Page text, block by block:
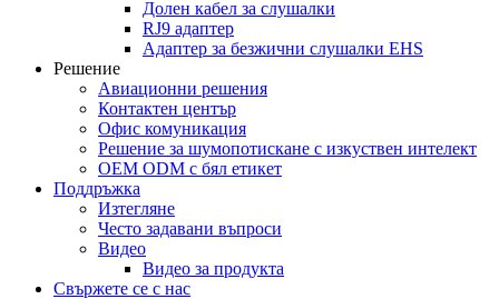
Долен кабел за слушалки
RJ9 адаптер
Адаптер за безжични слушалки EHS
Решение
Авиационни решения
Контактен център
Офис комуникация
Решение за шумопотискане с изкуствен интелект
OEM ODM с бял етикет
Поддръжка
Изтегляне
Често задавани въпроси
Видео
Видео за продукта
Свържете се с нас